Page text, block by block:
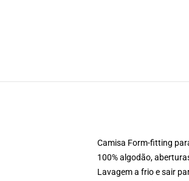
Camisa Form-fitting
100% algodão,
Lavagem a frio e sair